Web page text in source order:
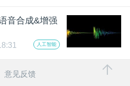
音合成&增强
人工智能
意见反馈